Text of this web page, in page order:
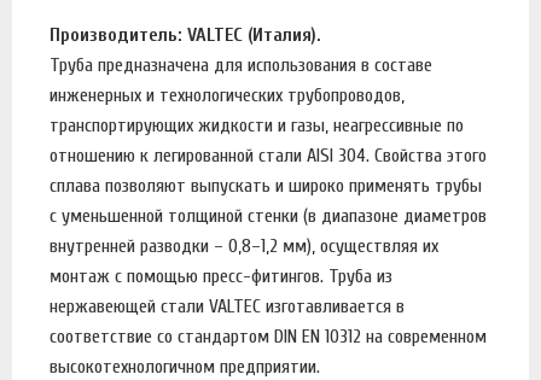
Производитель: VALTEC (Италия).
Труба предназначена для использования в составе
инженерных и технологических трубопроводов,
транспортирующих жидкости и газы, неагрессивные по
отношению к легированной стали AISI 304. Свойства этого
сплава позволяют выпускать и широко применять трубы
с уменьшенной толщиной стенки (в диапазоне диаметров
внутренней разводки – 0,8–1,2 мм), осуществляя их
монтаж с помощью пресс-фитингов. Труба из
нержавеющей стали VALTEC изготавливается в
соответствие со стандартом DIN EN 10312 на современном
высокотехнологичном предприятии.